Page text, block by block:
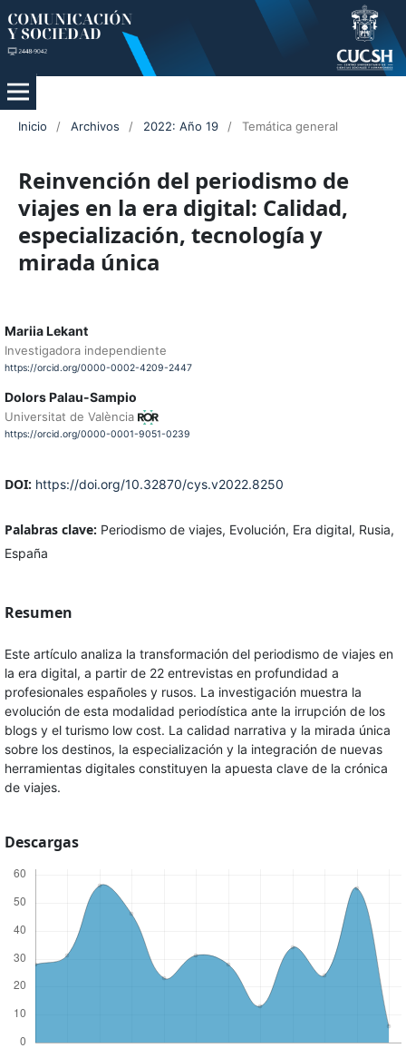
Inicio / Archivos / 2022: Año 19 / Temática general
Reinvención del periodismo de
viajes en la era digital: Calidad,
especialización, tecnología y
mirada única
Mariia Lekant
Investigadora independiente
https://orcid.org/0000-0002-4209-2447
Dolors Palau-Sampio
Universitat de València
https://orcid.org/0000-0001-9051-0239
DOI: https://doi.org/10.32870/cys.v2022.8250
Palabras clave: Periodismo de viajes, Evolución, Era digital, Rusia,
España
Resumen
Este artículo analiza la transformación del periodismo de viajes en
la era digital, a partir de 22 entrevistas en profundidad a
profesionales españoles y rusos. La investigación muestra la
evolución de esta modalidad periodística ante la irrupción de los
blogs y el turismo low cost. La calidad narrativa y la mirada única
sobre los destinos, la especialización y la integración de nuevas
herramientas digitales constituyen la apuesta clave de la crónica
de viajes.
Descargas